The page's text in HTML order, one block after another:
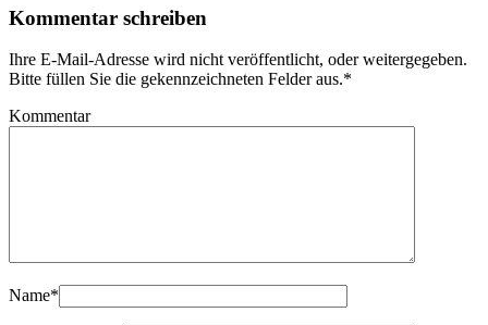
Kommentar schreiben
Ihre E-Mail-Adresse wird nicht veröffentlicht, oder weitergegeben.
Bitte füllen Sie die gekennzeichneten Felder aus.*
Kommentar
Name*